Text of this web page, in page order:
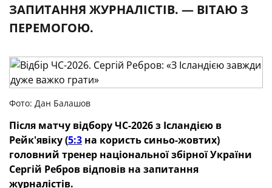
ЗАПИТАННЯ ЖУРНАЛІСТІВ. — ВІТАЮ З
ПЕРЕМОГОЮ.
Фото: Дан Балашов
Після матчу відбору ЧС-2026 з Ісландією в
Рейк'явіку (5:3 на користь синьо-жовтих)
головний тренер національної збірної України
Сергій Ребров відповів на запитання
журналістів.